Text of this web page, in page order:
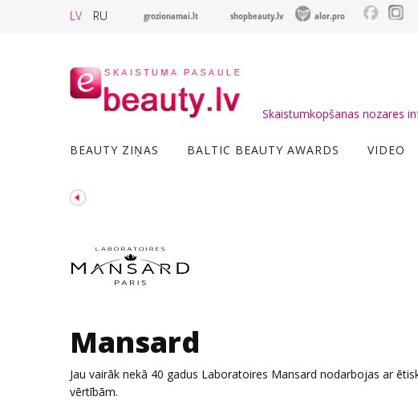
LV RU grozionamai.lt shopbeauty.lv alor.pro
Skaistumkopšanas nozares
BEAUTY ZIŅAS BALTIC BEAUTY AWARDS VIDEO
Mansard
Jau vairāk nekā 40 gadus Laboratoires Mansard nodarbojas ar
vērtībām.